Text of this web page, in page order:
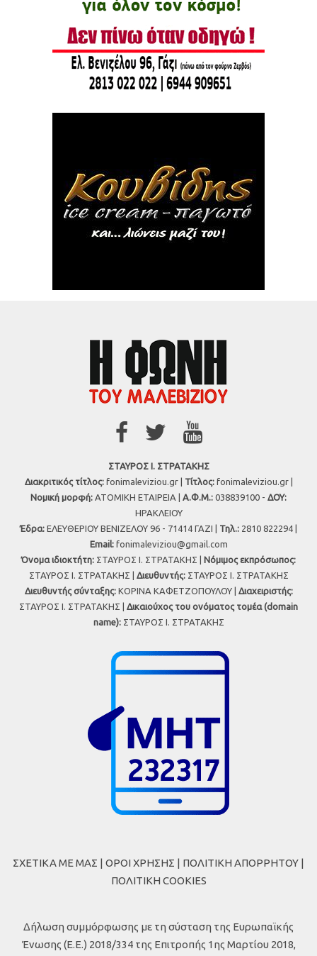
ΣΤΑΥΡΟΣ Ι. ΣΤΡΑΤΑΚΗΣ
Διακριτικός τίτλος:fonimaleviziou.gr | Τίτλος:fonimaleviziou.gr |
Νομική μορφή: ΑΤΟΜΙΚΗ ΕΤΑΙΡΕΙΑ | Α.Φ.Μ.: 038839100 - ΔΟΥ:
ΗΡΑΚΛΕΙΟΥ
Έδρα: ΕΛΕΥΘΕΡΙΟΥ ΒΕΝΙΖΕΛΟΥ 96 - 71414 ΓΑΖΙ | Τηλ.: 2810 822294 |
Εmail: fonimaleviziou@gmail.com
Όνομα ιδιοκτήτη: ΣΤΑΥΡΟΣ Ι. ΣΤΡΑΤΑΚΗΣ | Νόμιμος εκπρόσωπος:
ΣΤΑΥΡΟΣ Ι. ΣΤΡΑΤΑΚΗΣ | Διευθυντής:ΣΤΑΥΡΟΣ Ι. ΣΤΡΑΤΑΚΗΣ
Διευθυντής σύνταξης:ΚΟΡΙΝΑ ΚΑΦΕΤΖΟΠΟΥΛΟΥ | Διαχειριστής:
ΣΤΑΥΡΟΣ Ι. ΣΤΡΑΤΑΚΗΣ | Δικαιούχος του ονόματος τομέα (domain
name):ΣΤΑΥΡΟΣ Ι. ΣΤΡΑΤΑΚΗΣ
ΣΧΕΤΙΚΑ ΜΕ ΜΑΣ | ΟΡΟΙ ΧΡΗΣΗΣ | ΠΟΛΙΤΙΚΗ ΑΠΟΡΡΗΤΟΥ |
ΠΟΛΙΤΙΚΗ COOKIES
Δήλωση συμμόρφωσης με τη σύσταση της Ευρωπαϊκής
Ένωσης (Ε.Ε.) 2018/334 της Επιτροπής 1ης Μαρτίου 2018,